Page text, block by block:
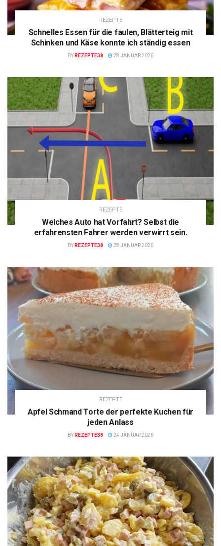
REZEPTE
Schnelles Essen für die faulen, Blätterteig mit
Schinken und Käse konnte ich ständig essen
BY REZEPTE38 28 JANUAR 2026
REZEPTE
Welches Auto hat Vorfahrt? Selbst die
erfahrensten Fahrer werden verwirrt sein.
BY REZEPTE38 28 JANUAR 2026
REZEPTE
Apfel Schmand Torte der perfekte Kuchen für
jeden Anlass
BY REZEPTE38 24 JANUAR 2026